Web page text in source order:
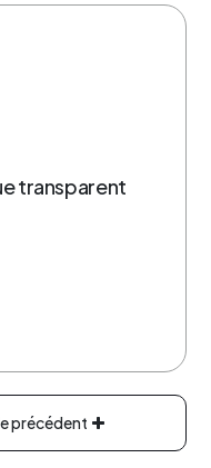
transparent
précédent